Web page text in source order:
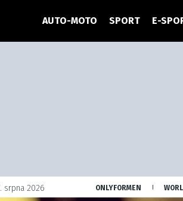
AUTO-MOTO SPORT E-
srpna 2026 ONLYFORMEN